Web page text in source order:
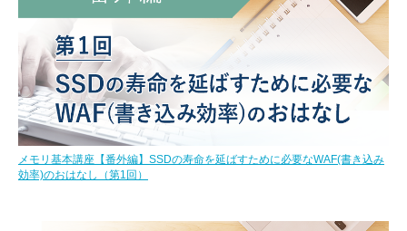
メモリ基本講座【番外編】SSDの寿命を延ばすために必要なWAF(書き込み
効率)のおはなし（第1回）